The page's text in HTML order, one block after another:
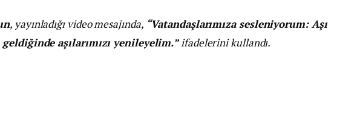
, yayınladığı video mesajında, “Vatandaşlarımıza sesleniyorum: Aşı
aşılarımızı yenileyelim.”ifadelerini kullandı.